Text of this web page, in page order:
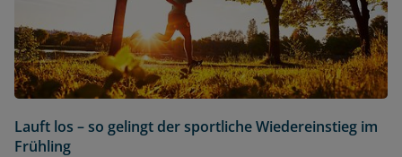
Lauft los – so gelingt der sportliche Wiedereinstieg im
Frühling